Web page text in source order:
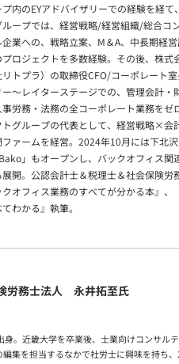
内のEYアドバイザリーでの経験を経て
ープでは、経営戦略/経営組織/総合コ
業への、戦略立案、M＆A、中長期経
ロジェクトを多数経験。その後、株式
トプラ）の取締役CFO/コーポレート
～レイターステージでの、管理会計・
労務・法務の全コーポレート業務をゼ
トグループの代表として、経営戦略×
ァームを経営。2024年10月には下北
」もオープンし、バックオフィス関
開。公認会計士＆税理士＆社会保険労
オフィス業務のすべてが分かる本』、
わかる』執筆。
労務士法人 永井拓至氏
身。近畿大学を卒業後、士業向けコンサル
集を担当するなかで社労士に興味を持ち